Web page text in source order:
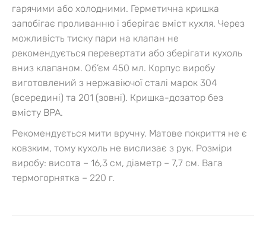
гарячими або холодними. Герметична кришка
запобігає проливанню і зберігає вміст кухля. Через
можливість тиску пари на клапан не
рекомендується перевертати або зберігати кухоль
вниз клапаном. Об’єм 450 мл. Корпус виробу
виготовлений з нержавіючої сталі марок 304
(всередині) та 201 (зовні). Кришка-дозатор без
вмісту BPA.
Рекомендується мити вручну. Матове покриття не є
ковзким, тому кухоль не вислизає з рук. Розміри
виробу: висота – 16,3 см, діаметр – 7,7 см. Вага
термогорнятка – 220 г.